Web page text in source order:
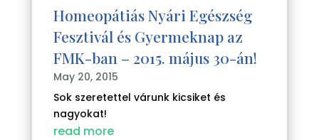
Homeopátiás Nyári Egészség
Fesztivál és Gyermeknap az
FMK-ban – 2015. május 30-án!
May 20, 2015
Sok szeretettel várunk kicsiket és
nagyokat!
read more